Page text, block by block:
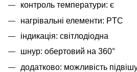
контроль температури: є
нагрівальні елементи: PTC
індикація: світлодіодна
шнур: обертовий на 360°
додатково: можливість